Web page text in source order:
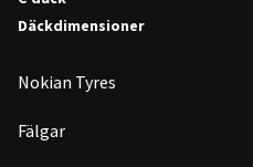
Däckdimensioner
Nokian Tyres
Fälgar